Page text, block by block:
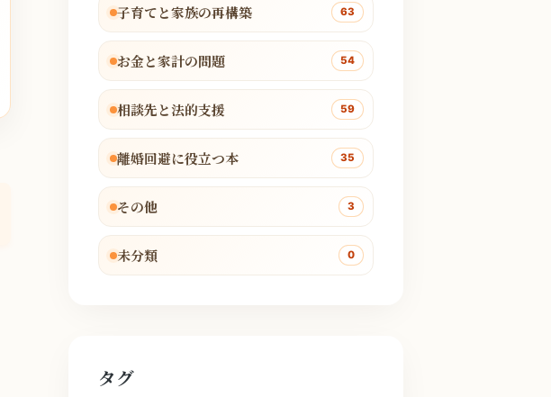
子育てと家族の再構築 63
お金と家計の問題 54
相談先と法的支援 59
離婚回避に役立つ本 35
その他 3
未分類 0
タグ